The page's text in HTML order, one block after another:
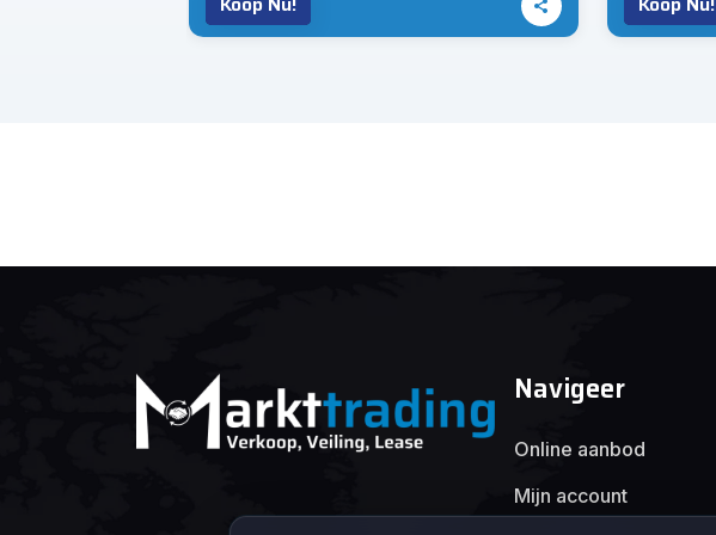
Navigeer
Online aanbod
Mijn account